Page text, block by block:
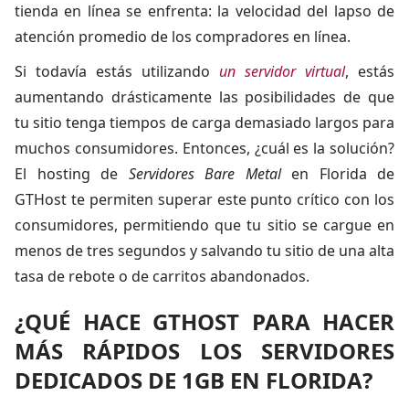
tienda en línea se enfrenta: la velocidad del lapso de
atención promedio de los compradores en línea.
Si todavía estás utilizando un servidor virtual, estás
aumentando drásticamente las posibilidades de que
tu sitio tenga tiempos de carga demasiado largos para
muchos consumidores. Entonces, ¿cuál es la solución?
El hosting de Servidores Bare Metalen Florida de
GTHost te permiten superar este punto crítico con los
consumidores, permitiendo que tu sitio se cargue en
menos de tres segundos y salvando tu sitio de una alta
tasa de rebote o de carritos abandonados.
¿QUÉ HACE GTHOST PARA HACER
MÁS RÁPIDOS LOS SERVIDORES
DEDICADOS DE 1GB EN FLORIDA?